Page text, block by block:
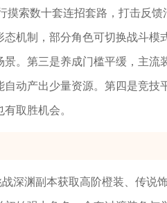
索数十套连招套路，打击反馈
机制，部分角色可切换战斗模
。第三是养成门槛平缓，主流
动产出少量资源。第四是竞技
取胜机会。
深渊副本获取高阶橙装、传说